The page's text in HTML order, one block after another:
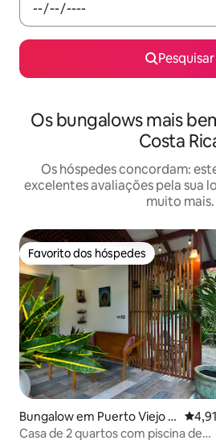
Pesquisar
Os bungalows mais
Costa
Os hóspedes concordam:
excelentes avaliações pela sua
muito mais.
Favorito dos hóspedes
Favorito dos hóspedes
Bungalow em Puerto Viejo d
e Talamanca
Casa de 2 quartos com piscina de